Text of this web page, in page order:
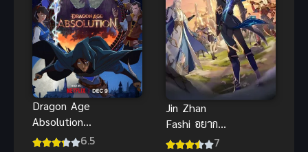
Dragon Age
Absolution
ดราก้อน เอจ6.5
Jin Zhan
Fashi อยาก
เป็นยอดยุทธ์
7